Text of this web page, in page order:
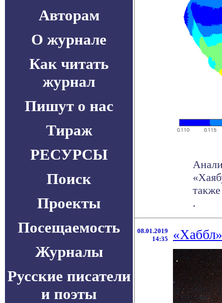
Авторам
О журнале
Как читать
журнал
Пишут о нас
Тираж
РЕСУРСЫ
Поиск
Проекты
Посещаемость
Журналы
Русские писатели
и поэты
.
08.01.2019
14:35